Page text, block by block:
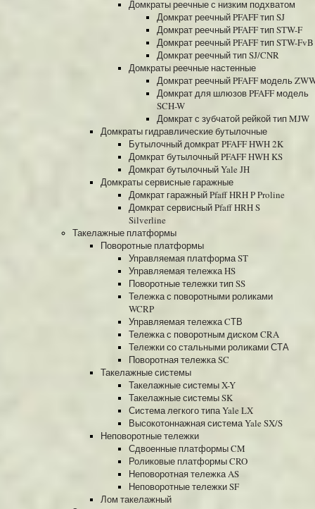
Домкраты реечные с низким подхватом
Домкрат реечный PFAFF тип SJ
Домкрат реечный PFAFF тип STW-F
Домкрат реечный PFAFF тип STW-FvB
Домкрат реечный тип SJ/CNR
Домкраты реечные настенные
Домкрат реечный PFAFF модель
Домкрат для шлюзов PFAFF модель
SCH-W
Домкрат с зубчатой рейкой тип MJW
Домкраты гидравлические бутылочные
Бутылочный домкрат PFAFF HWH 2K
Домкрат бутылочный PFAFF HWH KS
Домкрат бутылочный Yale JH
Домкраты сервисные гаражные
Домкрат гаражный Pfaff HRH P Proline
Домкрат сервисный Pfaff HRH S
Silverline
Такелажные платформы
Поворотные платформы
Управляемая платформа ST
Управляемая тележка HS
Поворотные тележки тип SS
Тележка с поворотными роликами
WCRP
Управляемая тележка CТВ
Тележка с поворотным диском CRA
Тележки со стальными роликами СТА
Поворотная тележка SC
Такелажные системы
Такелажные системы X-Y
Такелажные системы SK
Система легкого типа Yale LX
Высокотоннажная система Yale SX/S
Неповоротные тележки
Сдвоенные платформы CM
Роликовые платформы CRO
Неповоротная тележка AS
Неповоротные тележки SF
Лом такелажный